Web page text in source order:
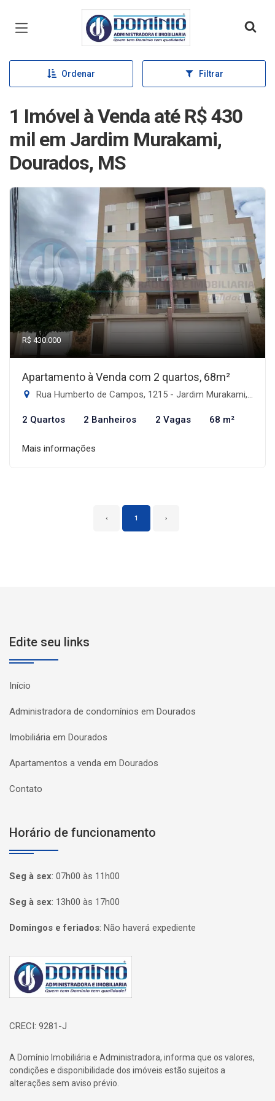
Página inicial
Ordenar Filtrar
1 Imóvel à Venda até R$ 430
mil em Jardim Murakami,
Dourados, MS
R$ 430.000
Apartamento à Venda com 2 quartos, 68m²
Rua Humberto de Campos, 1215 - Jardim Murakami, Dourados-MS
2 Quartos 2 Banheiros 2 Vagas 68 m²
Mais informações
‹ 1 ›
Edite seu links
Início
Administradora de condomínios em Dourados
Imobiliária em Dourados
Apartamentos a venda em Dourados
Contato
Horário de funcionamento
Seg à sex: 07h00 às 11h00
Seg à sex: 13h00 às 17h00
Domingos e feriados: Não haverá expediente
Página inicial
CRECI: 9281-J
A Domínio Imobiliária e Administradora, informa que os valores,
condições e disponibilidade dos imóveis estão sujeitos a
alterações sem aviso prévio.